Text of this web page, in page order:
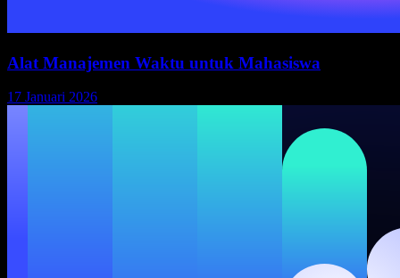
Alat Manajemen Waktu untuk Mahasiswa
17 Januari 2026